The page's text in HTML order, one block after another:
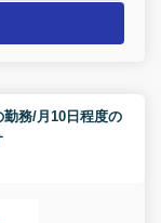
勤務/月10日程度の